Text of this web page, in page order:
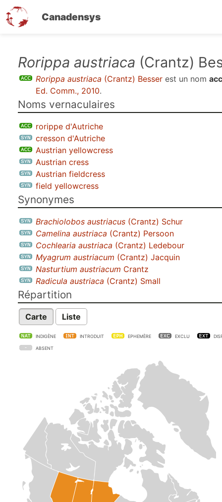
Canadensys
contenu
Rorippa austriaca (Crantz)
Rorippa austriaca (Crantz) Besser est un nom
Ed. Comm., 2010.
Noms vernaculaires
rorippe d'Autriche
cresson d'Autriche
Austrian yellowcress
Austrian cress
Austrian fieldcress
field yellowcress
Synonymes
Brachiolobos austriacus (Crantz) Schur
Camelina austriaca (Crantz) Persoon
Cochlearia austriaca (Crantz) Ledebour
Myagrum austriacum (Crantz) Jacquin
Nasturtium austriacum Crantz
Radicula austriaca (Crantz) Small
Répartition
Carte Liste
INDIGÈNE INTRODUIT EPHEMÈRE EXCLU
ABSENT